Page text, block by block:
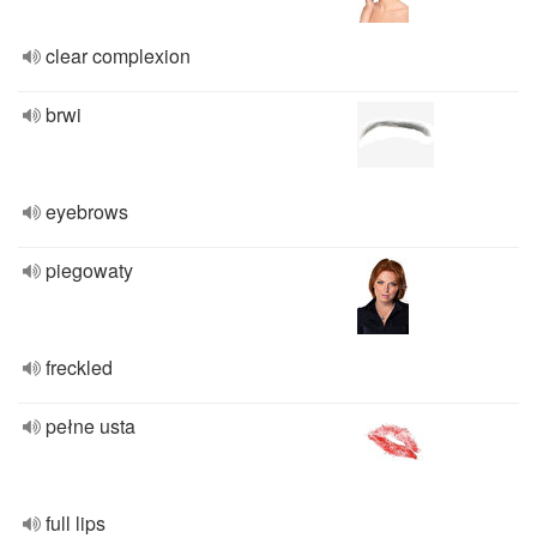
clear complexion
brwi
eyebrows
piegowaty
freckled
pełne usta
full lips